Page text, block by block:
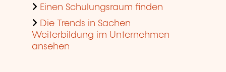
Einen Schulungsraum finden
Die Trends in Sachen
Weiterbildung im Unternehmen
ansehen